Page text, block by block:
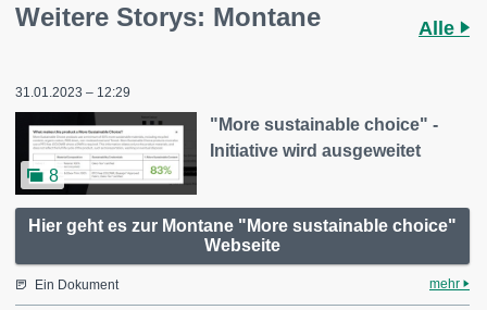
Weitere Storys: Montane Alle
31.01.2023 – 12:29
8
"More sustainable choice" -
Initiative wird ausgeweitet
Hier geht es zur Montane "More sustainable choice"
Webseite
Ein Dokument mehr